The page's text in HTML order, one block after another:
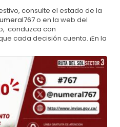
consulte el estado de la
o en la web del
conduzca con
cada decisión cuenta. ¡En la